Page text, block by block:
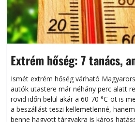
Extrém hőség: 7 tanács,
megóvhatjuk autónkat a
Ismét extrém hőség várható
autók utastere már néhány perc alatt
rövid időn belül akár a 60-70 °C-ot is
a beszállást teszi kellemetlenné,
benne hagyott tárgyakra is káros